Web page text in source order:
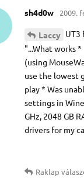
sh4d0w 2009.
Laccy UT3
"...What works
(using
use the lowest
play * Was
settings in
GHz, 2048 GB
drivers for my
Raklap